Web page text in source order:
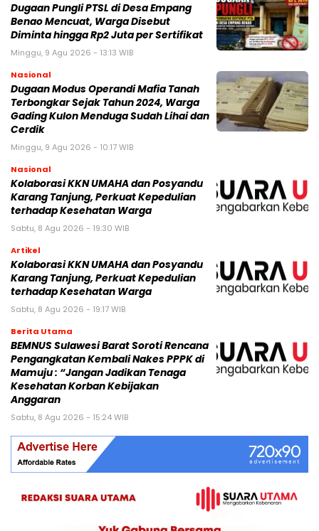
Dugaan Pungli PTSL di Desa Empang
Benao Mencuat, Warga Disebut
Diminta hingga Rp2 Juta per Sertifikat
Minggu, 9 Agu 2026 - 13:13 WIB
Nasional
Dugaan Modus Operandi Mafia Tanah
Terbongkar Sejak Tahun 2024, Warga
Gading Kulon Menduga Sudah Lihai dan
Cerdik
Minggu, 9 Agu 2026 - 10:17 WIB
Nasional
Kolaborasi KKN UMAHA dan Posyandu
Karang Tanjung, Perkuat Kepedulian
terhadap Kesehatan Warga
Sabtu, 8 Agu 2026 - 19:30 WIB
Artikel
Kolaborasi KKN UMAHA dan Posyandu
Karang Tanjung, Perkuat Kepedulian
terhadap Kesehatan Warga
Sabtu, 8 Agu 2026 - 19:17 WIB
Berita Utama
BEMNUS Sulawesi Barat Soroti Rencana
Pengangkatan Kembali Nakes PPPK di
Mamuju : “Jangan Jadikan Tenaga
Kesehatan Korban Kebijakan
Anggaran
Sabtu, 8 Agu 2026 - 15:24 WIB